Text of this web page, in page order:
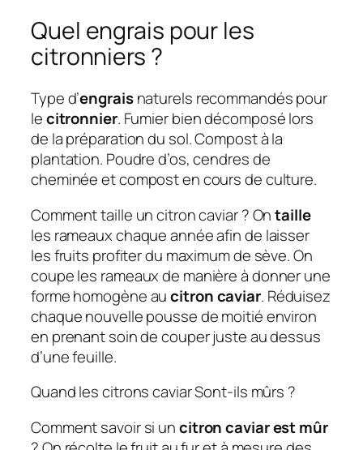
Quel engrais pour les
citronniers ?
Type d’engraisnaturels recommandés pour
lecitronnier. Fumier bien décomposé lors
de la préparation du sol. Compost à la
plantation. Poudre d’os, cendres de
cheminée et compost en cours de culture.
Comment taille un citron caviar ? Ontaille
les rameaux chaque année afin de laisser
les fruits profiter du maximum de sève. On
coupe les rameaux de manière à donner une
forme homogène aucitron caviar. Réduisez
chaque nouvelle pousse de moitié environ
en prenant soin de couper juste au dessus
d’une feuille.
Quand les citrons caviar Sont-ils mûrs ?
Comment savoir si uncitron caviar est mûr